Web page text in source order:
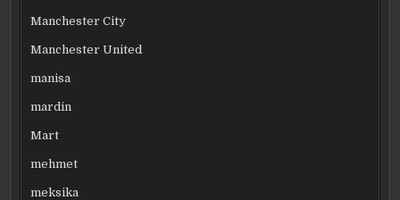
Manchester City
Manchester United
manisa
mardin
Mart
mehmet
meksika